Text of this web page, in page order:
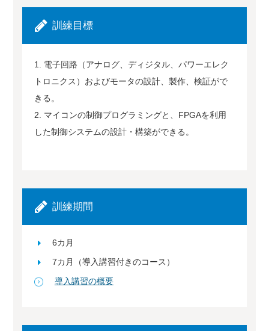
訓練目標
1. 電子回路（アナログ、ディジタル、パワーエレク
トロニクス）およびモータの設計、製作、検証がで
きる。
2. マイコンの制御プログラミングと、FPGAを利用
した制御システムの設計・構築ができる。
訓練期間
6カ月
7カ月（導入講習付きのコース）
導入講習の概要